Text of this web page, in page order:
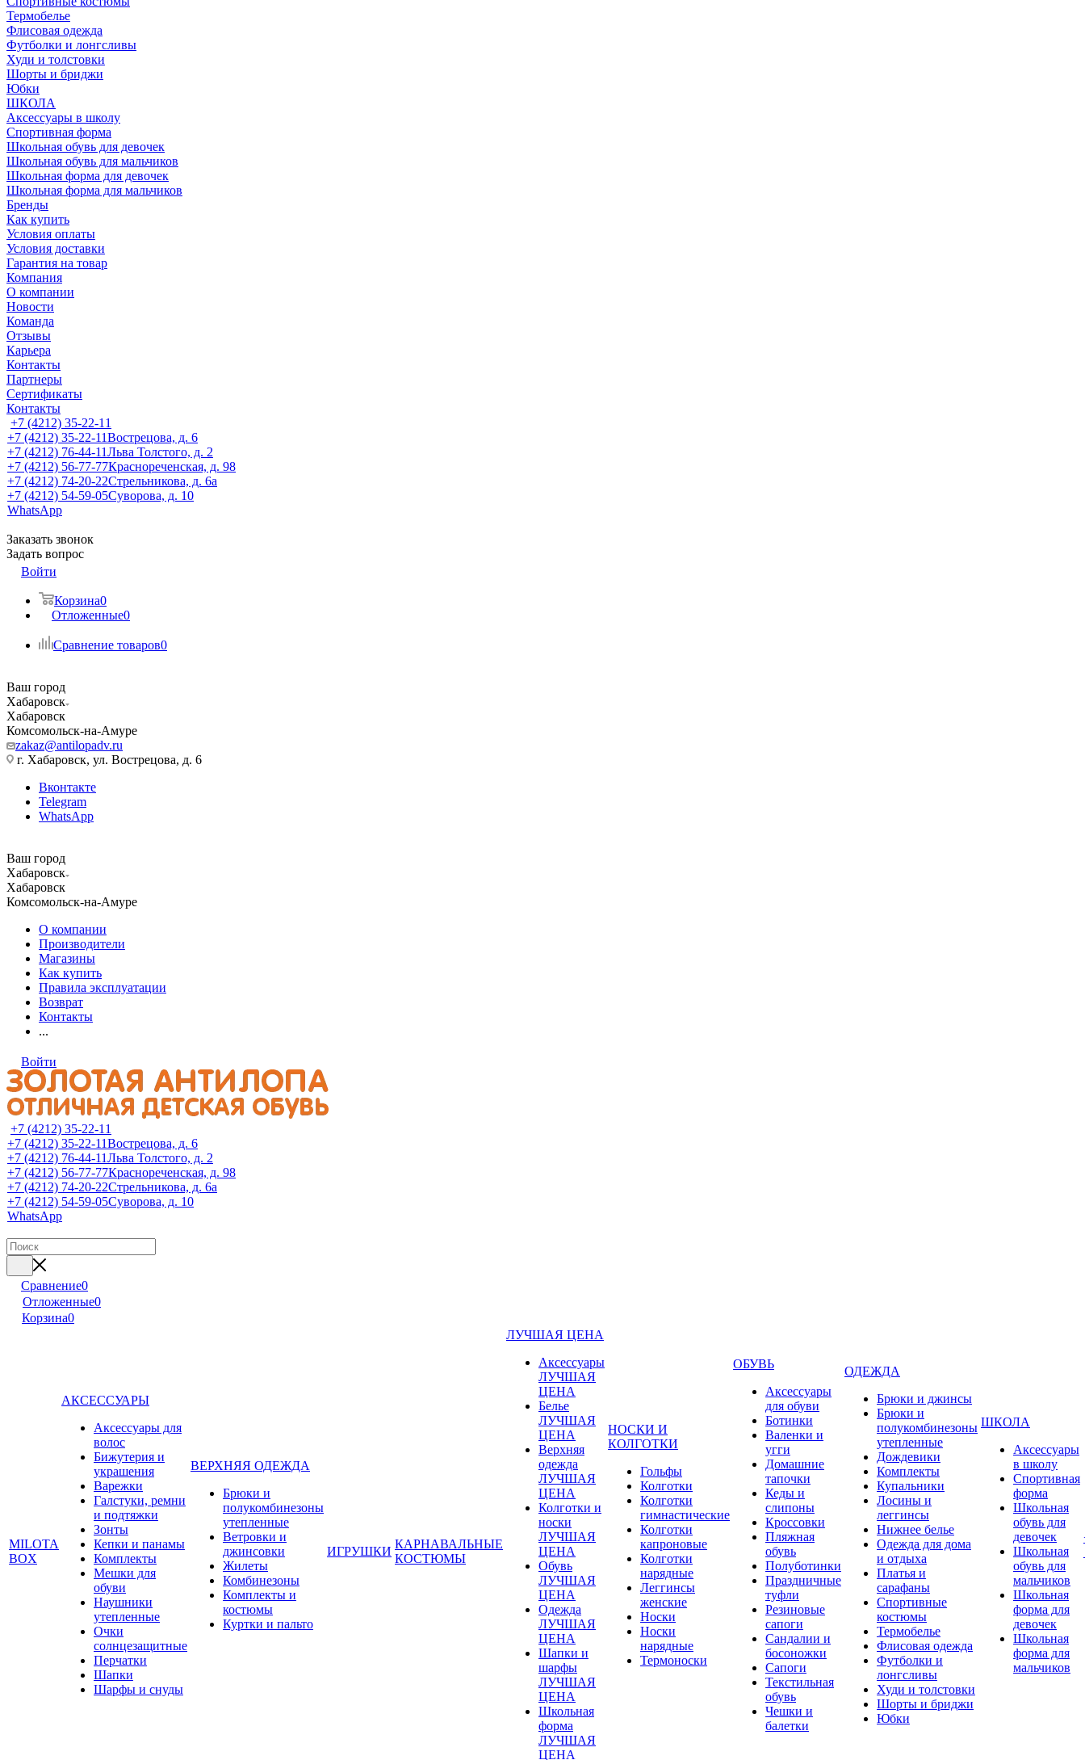
Термобелье
Флисовая одежда
Футболки и лонгсливы
Худи и толстовки
Шорты и бриджи
Юбки
ШКОЛА
Аксессуары в школу
Спортивная форма
Школьная обувь для девочек
Школьная обувь для мальчиков
Школьная форма для девочек
Школьная форма для мальчиков
Бренды
Как купить
Условия оплаты
Условия доставки
Гарантия на товар
Компания
О компании
Новости
Команда
Отзывы
Карьера
Контакты
Партнеры
Сертификаты
Контакты
+7 (4212) 35-22-11
+7 (4212) 35-22-11Вострецова, д. 6
+7 (4212) 76-44-11Льва Толстого, д. 2
+7 (4212) 56-77-77Краснореченская, д. 98
+7 (4212) 74-20-22Стрельникова, д. 6а
+7 (4212) 54-59-05Суворова, д. 10
WhatsApp
Заказать звонок
Задать вопрос
Войти
Корзина0
Отложенные0
Сравнение товаров0
Ваш город
Хабаровск
Хабаровск
Комсомольск-на-Амуре
zakaz@antilopadv.ru
г. Хабаровск, ул. Вострецова, д. 6
Вконтакте
Telegram
WhatsApp
Ваш город
Хабаровск
Хабаровск
Комсомольск-на-Амуре
О компании
Производители
Магазины
Как купить
Правила эксплуатации
Возврат
Контакты
...
Войти
+7 (4212) 35-22-11
+7 (4212) 35-22-11Вострецова, д. 6
+7 (4212) 76-44-11Льва Толстого, д. 2
+7 (4212) 56-77-77Краснореченская, д. 98
+7 (4212) 74-20-22Стрельникова, д. 6а
+7 (4212) 54-59-05Суворова, д. 10
WhatsApp
Сравнение0
Отложенные0
Корзина0
MILOTA
BOX
АКСЕССУАРЫ
Аксессуары для
волос
Бижутерия и
украшения
Варежки
Галстуки, ремни
и подтяжки
Зонты
Кепки и панамы
Комплекты
Мешки для
обуви
Наушники
утепленные
Очки
солнцезащитные
Перчатки
Шапки
Шарфы и снуды
ВЕРХНЯЯ ОДЕЖДА
Брюки и
полукомбинезоны
утепленные
Ветровки и
джинсовки
Жилеты
Комбинезоны
Комплекты и
костюмы
Куртки и пальто
ИГРУШКИ
КАРНАВАЛЬНЫЕ
КОСТЮМЫ
ЛУЧШАЯ ЦЕНА
Аксессуары
ЛУЧШАЯ
ЦЕНА
Белье
ЛУЧШАЯ
ЦЕНА
Верхняя
одежда
ЛУЧШАЯ
ЦЕНА
Колготки и
носки
ЛУЧШАЯ
ЦЕНА
Обувь
ЛУЧШАЯ
ЦЕНА
Одежда
ЛУЧШАЯ
ЦЕНА
Шапки и
шарфы
ЛУЧШАЯ
ЦЕНА
Школьная
форма
ЛУЧШАЯ
ЦЕНА
НОСКИ И
КОЛГОТКИ
Гольфы
Колготки
Колготки
гимнастические
Колготки
капроновые
Колготки
нарядные
Леггинсы
женские
Носки
Носки
нарядные
Термоноски
ОБУВЬ
Аксессуары
для обуви
Ботинки
Валенки и
угги
Домашние
тапочки
Кеды и
слипоны
Кроссовки
Пляжная
обувь
Полуботинки
Праздничные
туфли
Резиновые
сапоги
Сандалии и
босоножки
Сапоги
Текстильная
обувь
Чешки и
балетки
ОДЕЖДА
Брюки и джинсы
Брюки и
полукомбинезоны
утепленные
Дождевики
Комплекты
Купальники
Лосины и
леггинсы
Нижнее белье
Одежда для дома
и отдыха
Платья и
сарафаны
Спортивные
костюмы
Термобелье
Флисовая одежда
Футболки и
лонгсливы
Худи и толстовки
Шорты и бриджи
Юбки
ШКОЛА
Аксессуары
в школу
Спортивная
форма
Школьная
обувь для
девочек
Школьная
обувь для
мальчиков
Школьная
форма для
девочек
Школьная
форма для
мальчиков